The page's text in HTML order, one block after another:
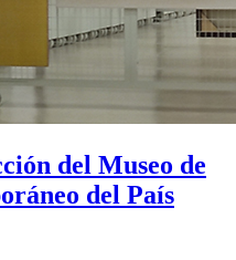
del Museo de
del País